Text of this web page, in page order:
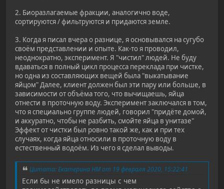
2. Биоразлагаемые фракции, аналогично воде,
сортируются / фильтруются и придаются земле.
3. Когда я писал вчера о разнице, я основывался на сугубо
своём представлении и опыте. Как-то я проводил,
неоднократно, эксперимент. Я "чистил" людей. Не буду
вдаваться в полный цикл процесса переклада при чистке,
но одна из составляющих вещей была "выкатывание
яйцом" Далее, клиент должен был эти пару или больше, в
зависимости от объёма того, что вычищаешь, яйца
отнести в проточную воду. Эксперимент заключался в том,
что я специально группе людей, говорил "придёте домой,
и аккуратно, чтобы не разбить, смойте яйца в унитазе"
Эффект от чистки был ровно такой же, как и при тех
случаях, когда яйца относили в проточную воду в
естественный водоём. Из чего я сделал выводы.
Цитата: Екатерина НМ от 19 февраля 2020, 15:22:41
Если бы не имело разницы с чем